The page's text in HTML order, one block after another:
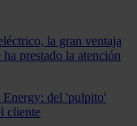
la gran ventaja
prestado la atención
Energy: del 'pulpito'
cliente